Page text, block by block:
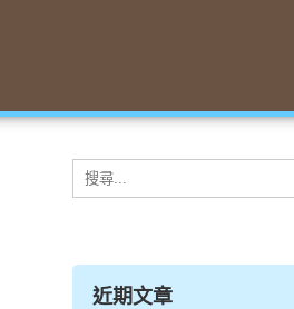
搜
尋
字:
近期文章